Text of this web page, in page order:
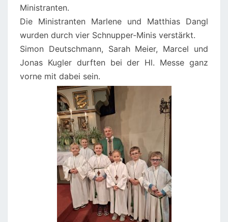
Ministranten.
Die Ministranten Marlene und Matthias Dangl
wurden durch vier Schnupper-Minis verstärkt.
Simon Deutschmann, Sarah Meier, Marcel und
Jonas Kugler durften bei der Hl. Messe ganz
vorne mit dabei sein.